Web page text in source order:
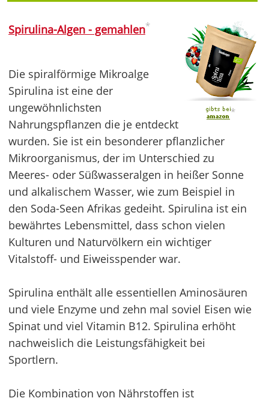
*
Spirulina-Algen - gemahlen*
Die spiralförmige Mikroalge
Spirulina ist eine der
ungewöhnlichsten
Nahrungspflanzen die je entdeckt
wurden. Sie ist ein besonderer pflanzlicher
Mikroorganismus, der im Unterschied zu
Meeres- oder Süßwasseralgen in heißer Sonne
und alkalischem Wasser, wie zum Beispiel in
den Soda-Seen Afrikas gedeiht. Spirulina ist ein
bewährtes Lebensmittel, dass schon vielen
Kulturen und Naturvölkern ein wichtiger
Vitalstoff- und Eiweisspender war.
Spirulina enthält alle essentiellen Aminosäuren
und viele Enzyme und zehn mal soviel Eisen wie
Spinat und viel Vitamin B12. Spirulina erhöht
nachweislich die Leistungsfähigkeit bei
Sportlern.
Die Kombination von Nährstoffen ist